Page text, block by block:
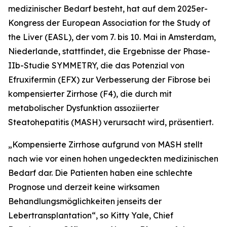
medizinischer Bedarf besteht, hat auf dem 2025er-
Kongress der European Association for the Study of
the Liver (EASL), der vom 7. bis 10. Mai in Amsterdam,
Niederlande, stattfindet, die Ergebnisse der Phase-
IIb-Studie SYMMETRY, die das Potenzial von
Efruxifermin (EFX) zur Verbesserung der Fibrose bei
kompensierter Zirrhose (F4), die durch mit
metabolischer Dysfunktion assoziierter
Steatohepatitis (MASH) verursacht wird, präsentiert.
„Kompensierte Zirrhose aufgrund von MASH stellt
nach wie vor einen hohen ungedeckten medizinischen
Bedarf dar. Die Patienten haben eine schlechte
Prognose und derzeit keine wirksamen
Behandlungsmöglichkeiten jenseits der
Lebertransplantation“, so Kitty Yale, Chief